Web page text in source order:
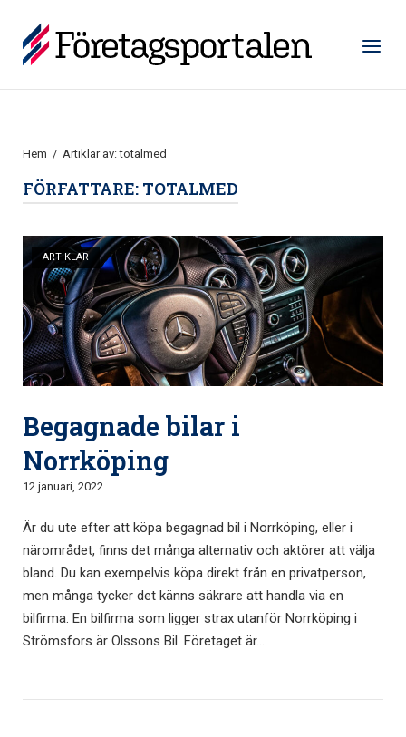
innehåll
Hem
Meny
Hem / Artiklar av: totalmed
FÖRFATTARE: TOTALMED
ARTIKLAR
Öppna inlägg
Begagnade bilar i
Norrköping
12 januari, 2022
Är du ute efter att köpa begagnad bil i Norrköping, eller i
närområdet, finns det många alternativ och aktörer att välja
bland. Du kan exempelvis köpa direkt från en privatperson,
men många tycker det känns säkrare att handla via en
bilfirma. En bilfirma som ligger strax utanför Norrköping i
Strömsfors är Olssons Bil. Företaget är...